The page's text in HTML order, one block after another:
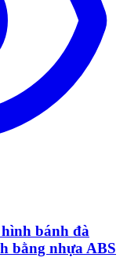
bánh đà
bằng nhựa ABS